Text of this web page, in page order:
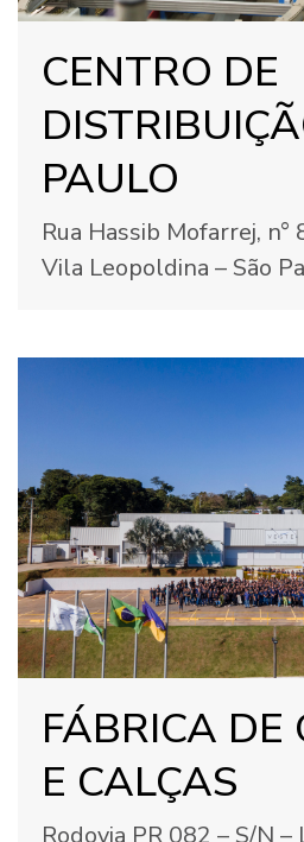
CENTRO DE
PAULO
Rua Hassib Mofarrej, n°
Vila Leopoldina – São
FÁBRICA DE
E CALÇAS